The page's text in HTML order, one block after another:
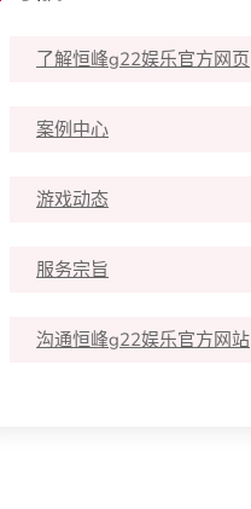
了解恒峰g22娱乐官方网页
案例中心
游戏动态
服务宗旨
沟通恒峰g22娱乐官方网站